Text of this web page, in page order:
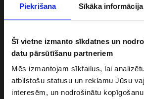
Piekrišana Sīkāka informācija
Šī vietne izmanto sīkdatnes un
datu pārsūtīšanu partneriem
Mēs izmantojam sīkfailus, lai
atbilstošu statusu un reklamu Jūsu
interesēm, un nodrošinātu